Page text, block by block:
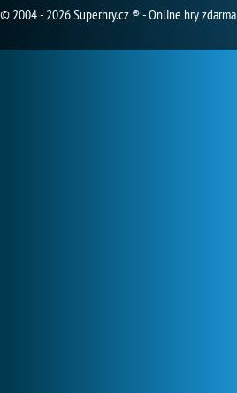
© 2004 - 2026 Superhry.cz ® - Online hry zdarma